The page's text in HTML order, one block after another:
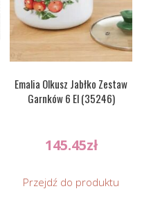
Emalia Olkusz Jabłko Zestaw
Garnków 6 El (35246)
145.45zł
Przejdź do produktu